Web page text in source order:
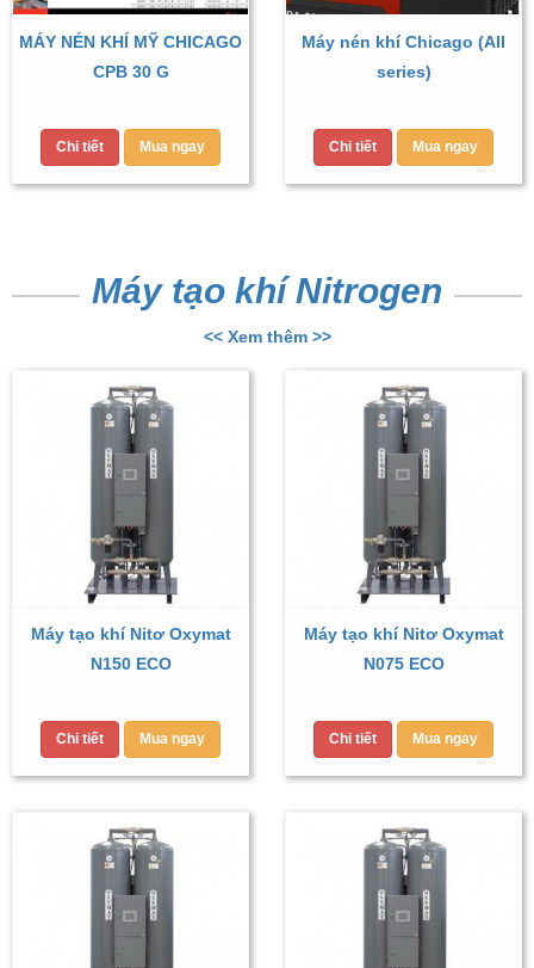
MÁY NÉN KHÍ MỸ CHICAGO
CPB 30 G
Chi tiết Mua ngay
Máy nén khí Chicago (All
series)
Chi tiết Mua ngay
Máy tạo khí Nitrogen
<< Xem thêm >>
Máy tạo khí Nitơ Oxymat
N150 ECO
Chi tiết Mua ngay
Máy tạo khí Nitơ Oxymat
N075 ECO
Chi tiết Mua ngay